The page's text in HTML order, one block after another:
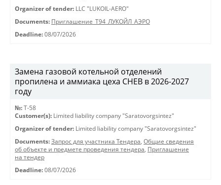
Organizer of tender: LLC "LUKOIL-AERO"
Documents: Приглашение_Т94_ЛУКОЙЛ_АЭРО
Deadline: 08/07/2026
Замена газовой котельной отделений
пропилена и аммиака цеха СНЕВ в 2026-2027
году
№: Т-58
Customer(s): Limited liability company "Saratovorgsintez"
Organizer of tender: Limited liability company "Saratovorgsintez"
Documents: Запрос для участника Тендера, Общие сведения
об объекте и предмете проведения тендера, Приглашение
на тендер
Deadline: 08/07/2026